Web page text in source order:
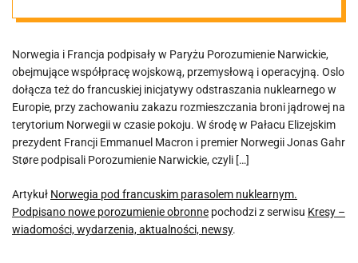
Podpisano
nowe
porozumienie
obronne
Norwegia i Francja podpisały w Paryżu Porozumienie Narwickie,
obejmujące współpracę wojskową, przemysłową i operacyjną. Oslo
dołącza też do francuskiej inicjatywy odstraszania nuklearnego w
Europie, przy zachowaniu zakazu rozmieszczania broni jądrowej na
terytorium Norwegii w czasie pokoju. W środę w Pałacu Elizejskim
prezydent Francji Emmanuel Macron i premier Norwegii Jonas Gahr
Støre podpisali Porozumienie Narwickie, czyli […]
Artykuł Norwegia pod francuskim parasolem nuklearnym.
Podpisano nowe porozumienie obronne pochodzi z serwisu Kresy –
wiadomości, wydarzenia, aktualności, newsy.